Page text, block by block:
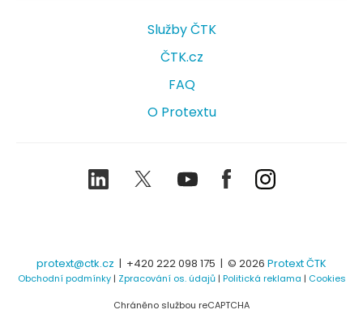
Služby ČTK
ČTK.cz
FAQ
O Protextu
LinkedIn TwitterYoutubeFacebookInstagram
protext@ctk.cz | +420 222 098 175 | © 2026 Protext ČTK
Obchodní podmínky| Zpracování os. údajů| Politická reklama | Cookies
Chráněno službou reCAPTCHA